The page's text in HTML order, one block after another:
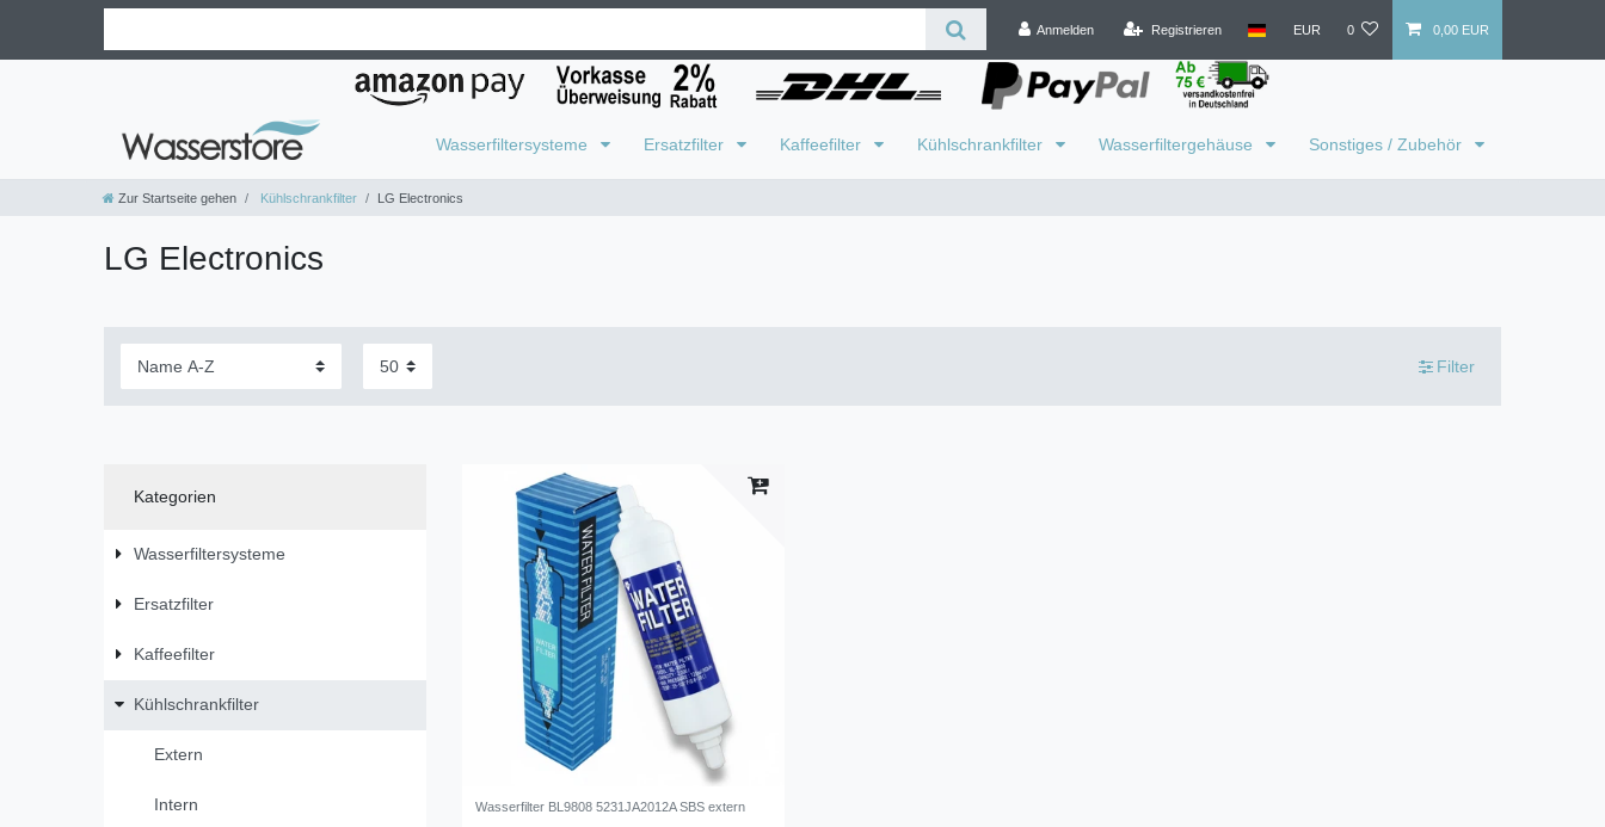
Anmelden Registrieren EUR 0 0,00 EUR
Wasserfiltersysteme Ersatzfilter Kaffeefilter Kühlschrankfilter Wasserfiltergehäuse Sonstiges / Zubehör
Zur Startseite gehen Kühlschrankfilter LG Electronics
LG Electronics
Filter
Kategorien
Wasserfiltersysteme
Ersatzfilter
Kaffeefilter
Kühlschrankfilter
Extern
Intern Wasserfilter BL9808 5231JA2012A SBS extern